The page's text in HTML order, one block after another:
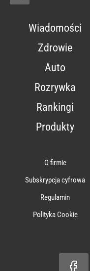
Wiadomości
Zdrowie
Auto
Rozrywka
Rankingi
Produkty
O firmie
Subskrypcja cyfrowa
Regulamin
Polityka Cookie